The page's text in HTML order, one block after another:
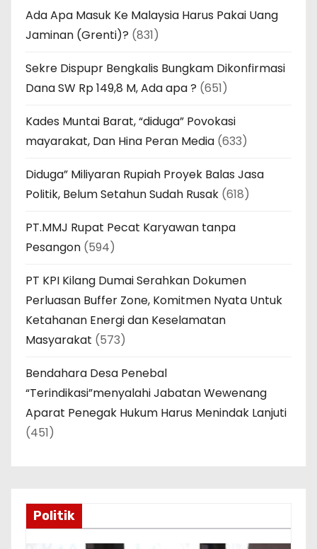
Ada Apa Masuk Ke Malaysia Harus Pakai Uang
Jaminan (Grenti)? (831)
Sekre Dispupr Bengkalis Bungkam Dikonfirmasi
Dana SW Rp 149,8 M, Ada apa ? (651)
Kades Muntai Barat, “diduga” Povokasi
mayarakat, Dan Hina Peran Media (633)
Diduga” Miliyaran Rupiah Proyek Balas Jasa
Politik, Belum Setahun Sudah Rusak (618)
PT.MMJ Rupat Pecat Karyawan tanpa
Pesangon (594)
PT KPI Kilang Dumai Serahkan Dokumen
Perluasan Buffer Zone, Komitmen Nyata Untuk
Ketahanan Energi dan Keselamatan
Masyarakat (573)
Bendahara Desa Penebal
“Terindikasi”menyalahi Jabatan Wewenang
Aparat Penegak Hukum Harus Menindak Lanjuti
(451)
Politik